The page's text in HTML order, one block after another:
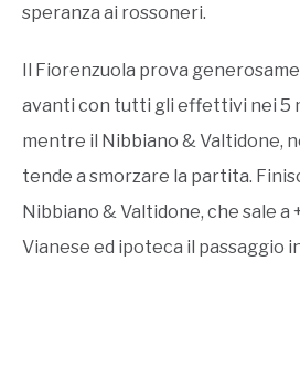
speranza ai rossoneri.
Il Fiorenzuola prova
avanti con tutti gli effettivi nei 5
mentre il Nibbiano & Valtidone,
tende a smorzare la partita.
Nibbiano & Valtidone, che sale a
Vianese ed ipoteca il passaggio